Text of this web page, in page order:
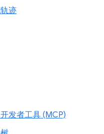
迹
发者工具 (MCP)